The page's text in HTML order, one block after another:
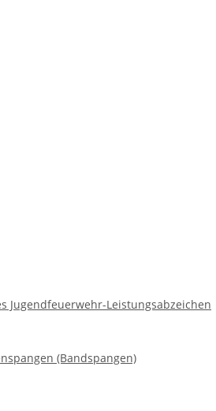
Jugendfeuerwehr-Leistungsabzeichen